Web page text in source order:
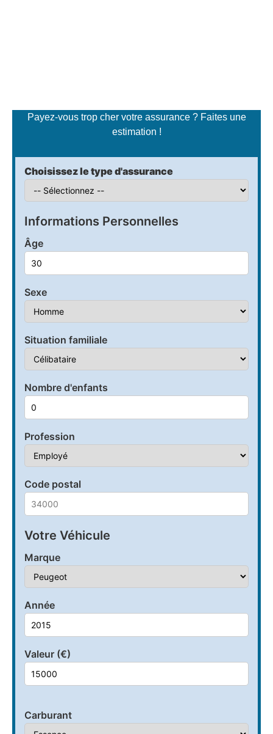
Payez-vous trop cher votre assurance ? Faites une
estimation !
Choisissez le type d'assurance
Informations Personnelles
Âge
Sexe
Situation familiale
Nombre d'enfants
Profession
Code postal
Votre Véhicule
Marque
Année
Valeur (€)
Carburant